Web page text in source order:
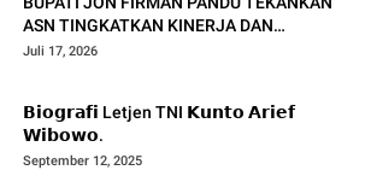
ASN TINGKATKAN KINERJA DAN
PELAYANAN MASYARAKAT.
Juli 17, 2026
𝗕𝗶𝗼𝗴𝗿𝗮𝗳𝗶 Letjen TNI 𝗞𝘂𝗻𝘁𝗼 𝗔𝗿𝗶𝗲𝗳
𝗪𝗶𝗯𝗼𝘄𝗼.
September 12, 2025